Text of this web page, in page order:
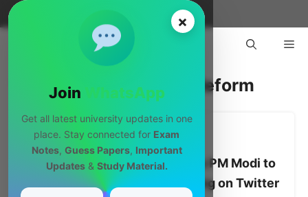
×
Join WhatsApp
Get all latest university updates in one
place. Stay connected for Exam
Notes, Guess Papers, Important
Updates& Study Material.
Skip
to
Menu
Student Education Reform
अर्जुन पंचारिया सिंधु |November 30, 2025
Arjun Panchariya Sindhu Urges PM Modi to
ban semester system – Trending on Twitter